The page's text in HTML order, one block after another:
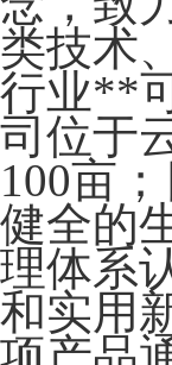
类技术
行业**
司位于
100亩
健全的
理体系
和实用